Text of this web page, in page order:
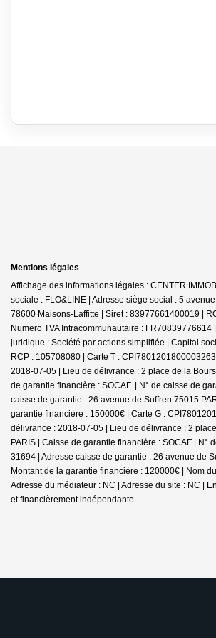
Mentions légales
Affichage des informations légales : CENTER
sociale : FLO&LINE | Adresse siège social : 5
78600 Maisons-Laffitte | Siret : 83977661400019 |
Numero TVA Intracommunautaire : FR70839776614
juridique : Société par actions simplifiée | Capital
RCP : 105708080 | Carte T :
2018-07-05 | Lieu de délivrance : 2 place de la
de garantie financière : SOCAF. | N° de caisse de
caisse de garantie : 26 avenue de Suffren 75015
garantie financière : 150000€ | Carte G :
délivrance : 2018-07-05 | Lieu de délivrance : 2
PARIS | Caisse de garantie financière : SOCAF | N°
31694 | Adresse caisse de garantie : 26 avenue de
Montant de la garantie financière : 120000€ | Nom
Adresse du médiateur : NC | Adresse du site : NC |
et financièrement indépendante